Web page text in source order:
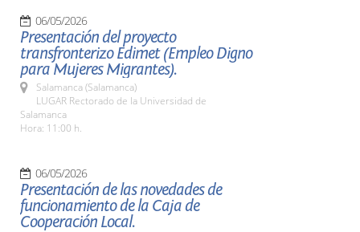
06/05/2026
Presentación del proyecto
transfronterizo Edimet (Empleo Digno
para Mujeres Migrantes).
Salamanca (Salamanca)
LUGAR Rectorado de la Universidad de
Salamanca
Hora: 11:00 h.
06/05/2026
Presentación de las novedades de
funcionamiento de la Caja de
Cooperación Local.